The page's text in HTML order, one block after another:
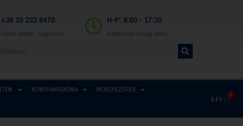
+36 20 223 8470
Göller Gábor - cégvezető
H-P: 8:00 - 17:30
A webshop mindig nyitva
KONYHAHIGIÉNIA MOSÓSZEREK
0Ft 0